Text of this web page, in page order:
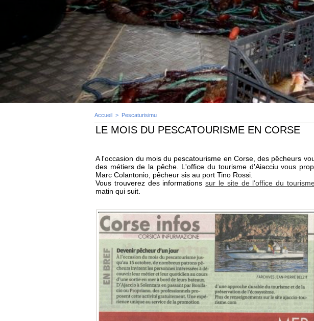
Accueil > Pescaturisimu
LE MOIS DU PESCATOURISME EN CORSE
A l'occasion du mois du pescatourisme en Corse, des pêcheurs
des métiers de la pêche. L'office du tourisme d'Aiacciu vous
Marc Colantonio, pêcheur sis au port Tino Rossi.
Vous trouverez des informationssur le site de l'office du
matin qui suit.